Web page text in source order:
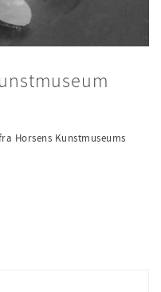
Horsens Kunstmuseums